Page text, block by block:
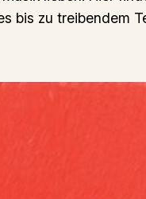
bis zu treibendem